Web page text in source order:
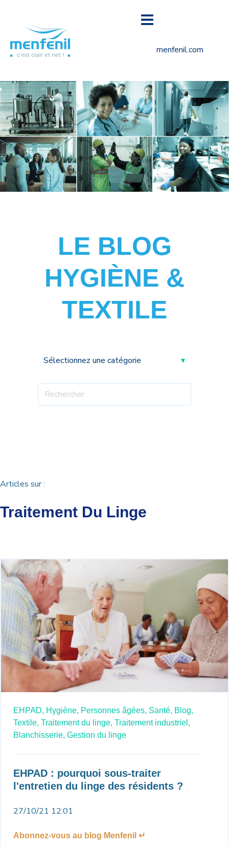
menfenil.com
LE BLOG
HYGIÈNE &
TEXTILE
Articles sur :
Traitement Du Linge
EHPAD, Hygiène, Personnes âgées, Santé, Blog,
Textile, Traitement du linge, Traitement industriel,
Blanchisserie, Gestion du linge
EHPAD : pourquoi sous-traiter
l'entretien du linge des résidents ?
27/10/21 12:01
Abonnez-vous au blog Menfenil ↵